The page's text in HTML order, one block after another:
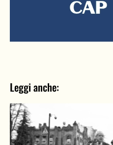
Leggi anche: